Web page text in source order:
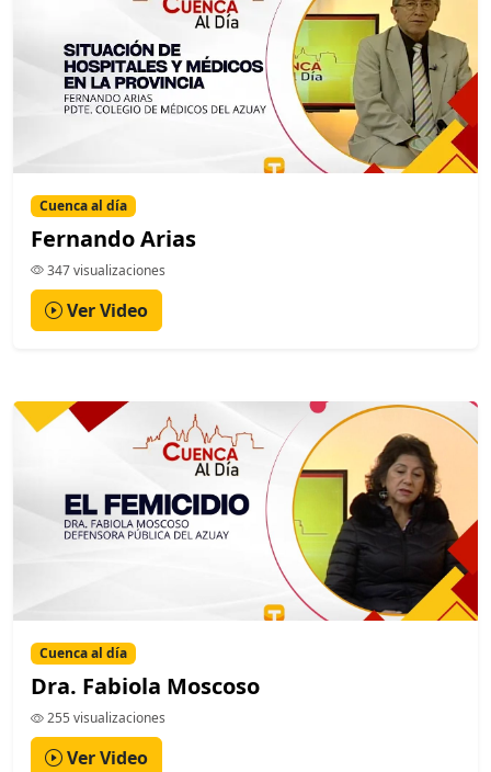
Cuenca al día
Fernando Arias
347 visualizaciones
Ver Video
Cuenca al día
Dra. Fabiola Moscoso
255 visualizaciones
Ver Video